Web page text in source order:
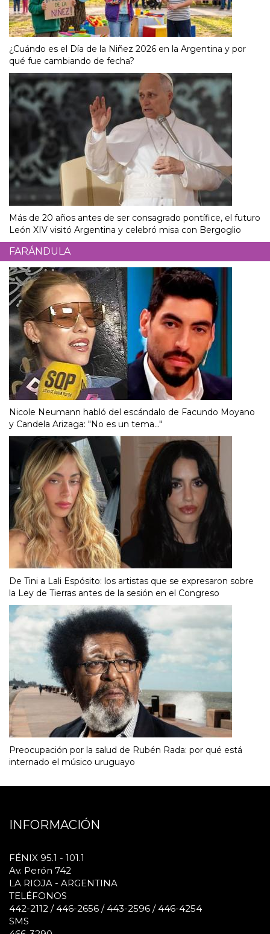
¿Cuándo es el Día de la Niñez 2026 en la Argentina y por
qué fue cambiando de fecha?
Más de 20 años antes de ser consagrado pontífice, el futuro
León XIV visitó Argentina y celebró misa con Bergoglio
FARÁNDULA
Nicole Neumann habló del escándalo de Facundo Moyano
y Candela Arizaga: "No es un tema..."
De Tini a Lali Espósito: los artistas que se expresaron sobre
la Ley de Tierras antes de la sesión en el Congreso
Preocupación por la salud de Rubén Rada: por qué está
internado el músico uruguayo
INFORMACIÓN
FÉNIX 95.1 - 101.1
Av. Perón 742
LA RIOJA - ARGENTINA
TELÉFONOS
442-2112 / 446-2656 / 443-2596 / 446-4254
SMS